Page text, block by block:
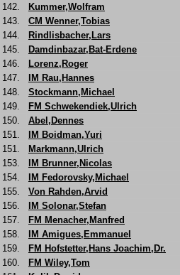
142.
Kummer,Wolfram
143.
CM Wenner,Tobias
144.
Rindlisbacher,Lars
145.
Damdinbazar,Bat-Erdene
146.
Lorenz,Roger
147.
IM Rau,Hannes
148.
Stockmann,Michael
149.
FM Schwekendiek,Ulrich
150.
Abel,Dennes
151.
IM Boidman,Yuri
151.
Markmann,Ulrich
153.
IM Brunner,Nicolas
154.
IM Fedorovsky,Michael
155.
Von Rahden,Arvid
156.
IM Solonar,Stefan
157.
FM Menacher,Manfred
158.
IM Amigues,Emmanuel
159.
FM Hofstetter,Hans Joachim,Dr.
160.
FM Wiley,Tom